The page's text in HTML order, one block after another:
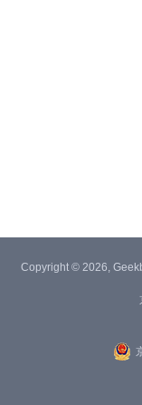
Copyright © 2026,